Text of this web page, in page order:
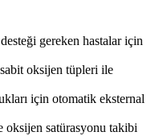
gereken hastalar için
oksijen tüpleri ile
için otomatik eksternal
oksijen satürasyonu takibi